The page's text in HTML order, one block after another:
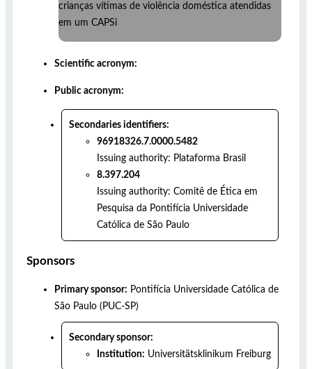
crianças vítimas de violência doméstica atendidas
em um CAPSi
Scientific acronym:
Public acronym:
Secondaries identifiers:
96918326.7.0000.5482
Issuing authority: Plataforma Brasil
8.397.204
Issuing authority: Comitê de Ética em
Pesquisa da Pontifícia Universidade
Católica de São Paulo
Sponsors
Primary sponsor: Pontifícia Universidade Católica de
São Paulo (PUC-SP)
Secondary sponsor:
Institution: Universitätsklinikum Freiburg